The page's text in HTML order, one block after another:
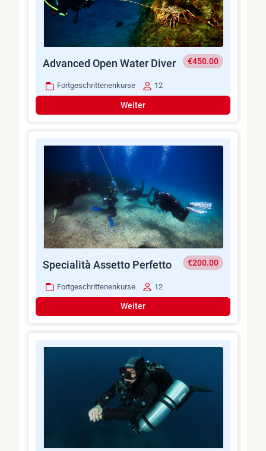
Advanced Open Water Diver €450.00
Fortgeschrittenenkurse 12
Weiter
Specialità Assetto Perfetto €200.00
Fortgeschrittenenkurse 12
Weiter